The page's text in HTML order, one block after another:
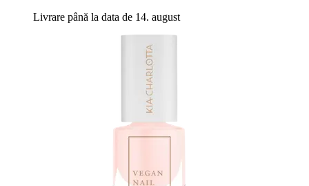
Livrare până la data de 14. august